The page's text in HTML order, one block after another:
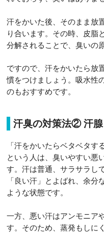
汗をかいた後、そのまま放
り合います。その時、皮脂
分解されることで、臭いの
ですので、汗をかいたら放
慣をつけましょう。吸水性
のもおすすめです。
汗臭の対策法② 汗腺
「汗をかいたらベタベタす
という人は、臭いやすい悪
す。汗は普通、サラサラし
「良い汗」とよばれ、余
ような状態です。
一方、悪い汗はアンモニア
す。そのため、蒸発もしに